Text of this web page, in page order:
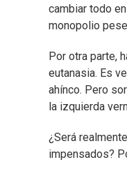
cambiar todo
monopolio
Por otra parte,
eutanasia. Es
ahínco. Pero
la izquierda
¿Será
impensados?